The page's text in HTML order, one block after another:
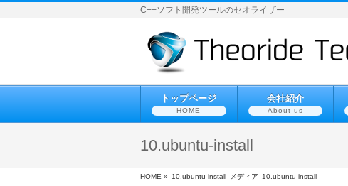
C++ソフト開発ツールのセオライザー
トップページ
HOME
会社紹介
About us
10.ubuntu-install
HOME » 10.ubuntu-install メディア 10.ubuntu-install